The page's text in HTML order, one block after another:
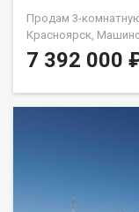
Продам 3-
Красноярск,
НЕ ОТ
7 392 000